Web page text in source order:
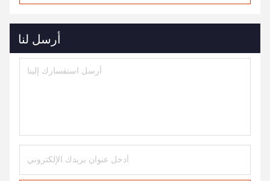
أرسل لنا